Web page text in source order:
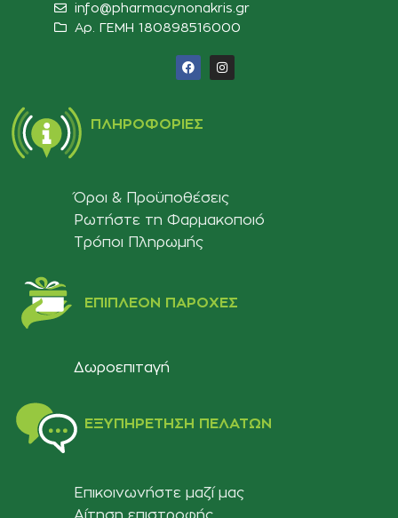
info@pharmacynonakris.gr
Αρ. ΓΕΜΗ 180898516000‬
ΠΛΗΡΟΦΟΡΊΕΣ
Όροι & Προϋποθέσεις
Ρωτήστε τη Φαρμακοποιό
Τρόποι Πληρωμής
ΕΠΙΠΛΈΟΝ ΠΑΡΟΧΈΣ
Δωροεπιταγή
ΕΞΥΠΗΡΈΤΗΣΗ ΠΕΛΑΤΏΝ
Επικοινωνήστε μαζί μας
Αίτηση επιστροφής